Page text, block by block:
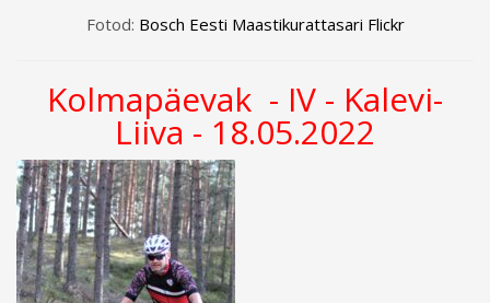
Fotod: Bosch Eesti Maastikurattasari Flickr
Kolmapäevak - IV - Kalevi-
Liiva - 18.05.2022